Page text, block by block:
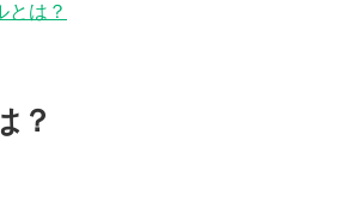
とは？
？